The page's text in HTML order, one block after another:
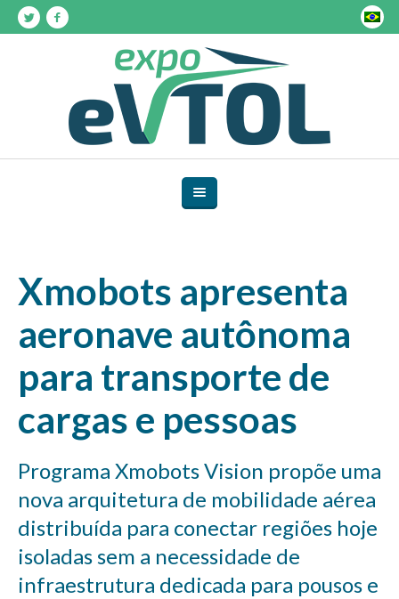
Xmobots apresenta
aeronave autônoma
para transporte de
cargas e pessoas
Programa Xmobots Vision propõe uma
nova arquitetura de mobilidade aérea
distribuída para conectar regiões hoje
isoladas sem a necessidade de
infraestrutura dedicada para pousos e